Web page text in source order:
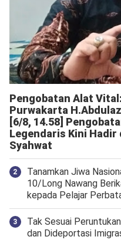
Pengobatan Alat
Purwakarta
[6/8, 14.58]
Legendaris Kini
Syahwat
Tanamkan Jiwa
10/Long Nawang
kepada Pelajar
Tak Sesuai
dan Dideportasi